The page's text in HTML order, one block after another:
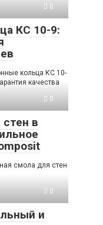
0
КС 10-9:
кольца КС 10-
качества
0
в
смола для стен
0
и